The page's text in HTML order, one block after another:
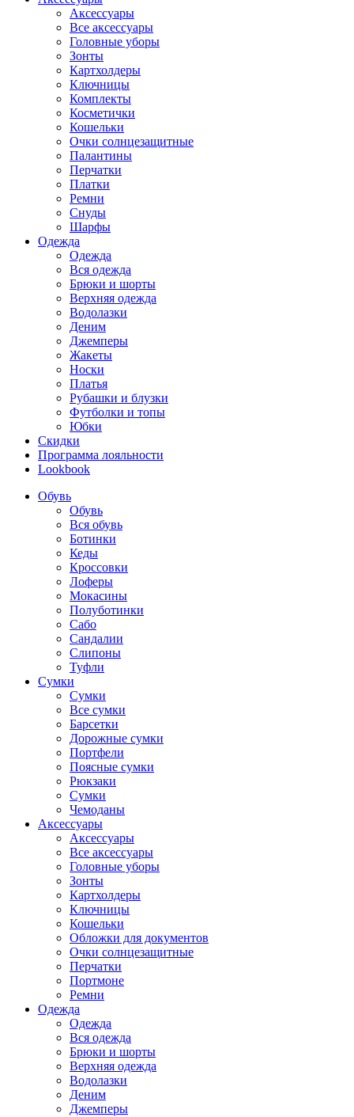
Аксессуары
Все аксессуары
Головные уборы
Зонты
Картхолдеры
Ключницы
Комплекты
Косметички
Кошельки
Очки солнцезащитные
Палантины
Перчатки
Платки
Ремни
Снуды
Шарфы
Одежда
Одежда
Вся одежда
Брюки и шорты
Верхняя одежда
Водолазки
Деним
Джемперы
Жакеты
Носки
Платья
Рубашки и блузки
Футболки и топы
Юбки
Скидки
Программа лояльности
Lookbook
Обувь
Обувь
Вся обувь
Ботинки
Кеды
Кроссовки
Лоферы
Мокасины
Полуботинки
Сабо
Сандалии
Слипоны
Туфли
Сумки
Сумки
Все сумки
Барсетки
Дорожные сумки
Портфели
Поясные сумки
Рюкзаки
Сумки
Чемоданы
Аксессуары
Аксессуары
Все аксессуары
Головные уборы
Зонты
Картхолдеры
Ключницы
Кошельки
Обложки для документов
Очки солнцезащитные
Перчатки
Портмоне
Ремни
Одежда
Одежда
Вся одежда
Брюки и шорты
Верхняя одежда
Водолазки
Деним
Джемперы